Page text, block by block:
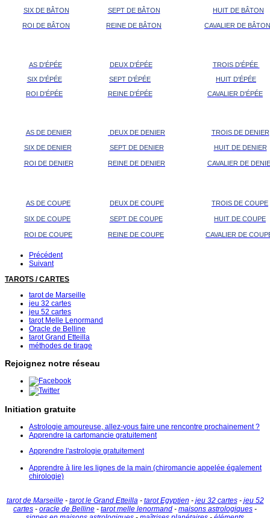
SIX DE BÂTON SEPT DE BÂTON HUIT DE BÂTON
ROI DE BÂTON REINE DE BÂTON CAVALIER DE BÂTON
AS D'ÉPÉE DEUX D'ÉPÉE
TROIS D'ÉPÉE
SIX D'ÉPÉE
SEPT D'ÉPÉE
HUIT D'ÉPÉE
ROI D'ÉPÉE
REINE D'ÉPÉE CAVALIER D'ÉPÉE
AS DE DENIER DEUX DE DENIER TROIS DE DENIER
SIX DE DENIER SEPT DE DENIER HUIT DE DENIER
ROI DE DENIER REINE DE DENIER CAVALIER DE
AS DE COUPE DEUX DE COUPE TROIS DE COUPE
SIX DE COUPE SEPT DE COUPE HUIT DE COUPE
ROI DE COUPE REINE DE COUPE CAVALIER DE
Précédent
Suivant
TAROTS / CARTES
tarot de Marseille
jeu 32 cartes
jeu 52 cartes
tarot Melle Lenormand
Oracle de Belline
tarot Grand Etteilla
méthodes de tirage
Rejoignez notre réseau
Initiation gratuite
Astrologie amoureuse, allez-vous faire une rencontre prochainement ?
Apprendre la cartomancie gratuitement
Apprendre l'astrologie gratuitement
Apprendre à lire les lignes de la main (chiromancie appelée également
chirologie)
tarot de Marseille- tarot le Grand Etteilla- tarot Egyptien - jeu 32 cartes- jeu 52
cartes - oracle de Belline - tarot melle lenormand - maisons astrologiques -